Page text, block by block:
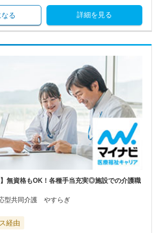
詳細を見る
る
】無資格もOK！各種手当充実◎施設での介護職
型共同介護 やすらぎ
経由